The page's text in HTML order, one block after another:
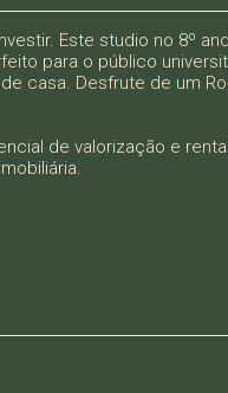
Este studio no 8º
para o público
casa. Desfrute de um
de valorização e